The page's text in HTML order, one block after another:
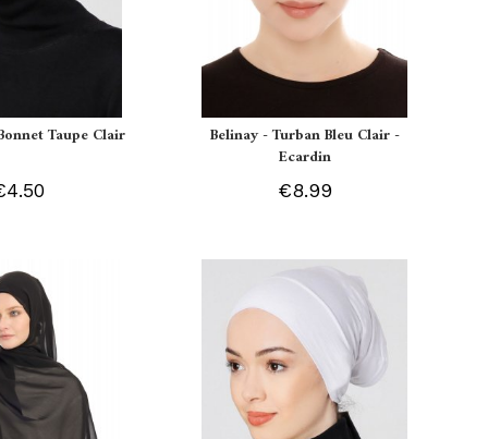
Taupe Clair
Belinay - Turban Bleu Clair -
Ecardin
€8.99